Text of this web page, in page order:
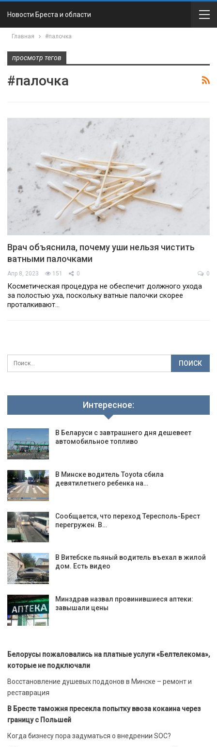
Новости Бреста и области
Главная #палочка
просмотр тегов
#палочка
Врач объяснила, почему уши нельзя чистить
ватными палочками
Апр 8, 2023 151 0 0
Косметическая процедура не обеспечит должного ухода
за полостью уха, поскольку ватные палочки скорее
проталкивают…
Интересное:
В Беларуси с завтрашнего дня дешевеет
автомобильное топливо
В Минске водитель Toyota сбила
девятилетнего ребенка на…
Сообщается, что переход Тересполь-Брест
перегружен. В…
В Витебске пьяный водитель въехал в жилой
дом. Есть видео
Минздрав назвал провинившиеся аптеки:
завышали цены
Белорусы пожаловались на платные услуги «Белтелекома»,
которые не подключали
Восстановление душевых поддонов в Минске – ремонт и
реставрация
В Бресте таможня пресекла попытку ввоза кокаина через
границу с Польшей
Когда бизнесу пора задуматься о внедрении SOC?